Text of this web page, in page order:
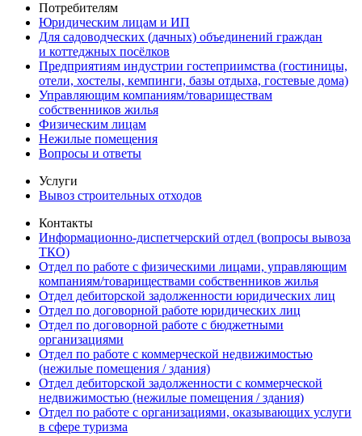
Потребителям
Юридическим лицам и ИП
Для садоводческих (дачных) объединений граждан
и коттеджных посёлков
Предприятиям индустрии гостеприимства (гостиницы,
отели, хостелы, кемпинги, базы отдыха, гостевые дома)
Управляющим компаниям/товариществам
собственников жилья
Физическим лицам
Нежилые помещения
Вопросы и ответы
Услуги
Вывоз строительных отходов
Контакты
Информационно-диспетчерский отдел (вопросы вывоза
ТКО)
Отдел по работе с физическими лицами, управляющим
компаниям/товариществами собственников жилья
Отдел дебиторской задолженности юридических лиц
Отдел по договорной работе юридических лиц
Отдел по договорной работе с бюджетными
организациями
Отдел по работе с коммерческой недвижимостью
(нежилые помещения / здания)
Отдел дебиторской задолженности с коммерческой
недвижимостью (нежилые помещения / здания)
Отдел по работе с организациями, оказывающих услуги
в сфере туризма